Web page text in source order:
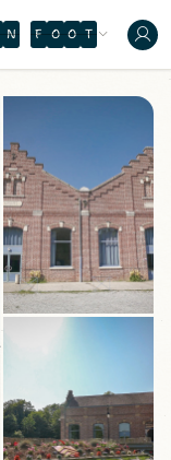
N F O O T